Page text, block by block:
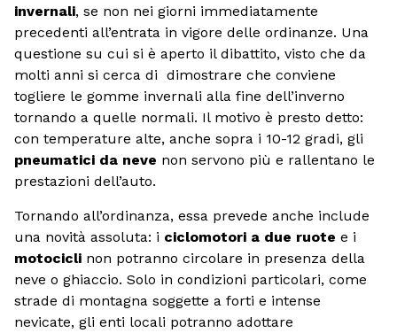
invernali, se non nei giorni immediatamente
precedenti all’entrata in vigore delle ordinanze. Una
questione su cui si è aperto il dibattito, visto che da
molti anni si cerca di dimostrare che conviene
togliere le gomme invernali alla fine dell’inverno
tornando a quelle normali. Il motivo è presto detto:
con temperature alte, anche sopra i 10-12 gradi, gli
pneumatici da neve non servono più e rallentano le
prestazioni dell’auto.
Tornando all’ordinanza, essa prevede anche include
una novità assoluta: i ciclomotori a due ruote e i
motocicli non potranno circolare in presenza della
neve o ghiaccio. Solo in condizioni particolari, come
strade di montagna soggette a forti e intense
nevicate, gli enti locali potranno adottare